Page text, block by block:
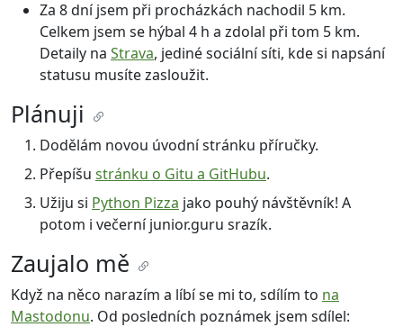
Za 8 dní jsem při procházkách nachodil 5 km.
Celkem jsem se hýbal 4 h a zdolal při tom 5 km.
Detaily na Strava, jediné sociální síti, kde si napsání
statusu musíte zasloužit.
Plánuji
Dodělám novou úvodní stránku příručky.
Přepíšu stránku o Gitu a GitHubu.
Užiju si Python Pizza jako pouhý návštěvník! A
potom i večerní junior.guru srazík.
Zaujalo mě
Když na něco narazím a líbí se mi to, sdílím to na
Mastodonu. Od posledních poznámek jsem sdílel: